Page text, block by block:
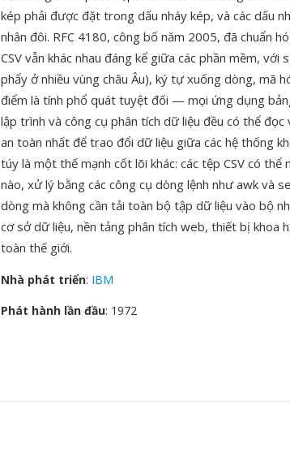
kép phải được đặt trong dấu nháy kép, và các dấu
nhân đôi. RFC 4180, công bố năm 2005, đã chuẩn
CSV vẫn khác nhau đáng kể giữa các phần mềm,
phẩy ở nhiều vùng châu Âu), ký tự xuống dòng, mã
điểm là tính phổ quát tuyệt đối — mọi ứng dụng
lập trình và công cụ phân tích dữ liệu đều có thể đọc
an toàn nhất để trao đổi dữ liệu giữa các hệ thống
túy là một thế mạnh cốt lõi khác: các tệp CSV có
nào, xử lý bằng các công cụ dòng lệnh như awk và
dòng mà không cần tải toàn bộ tập dữ liệu vào bộ
cơ sở dữ liệu, nền tảng phân tích web, thiết bị khoa
toàn thế giới.
Nhà phát triển: IBM
Phát hành lần đầu: 1972